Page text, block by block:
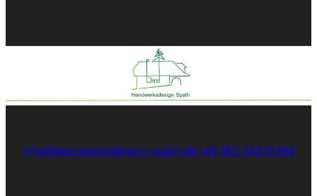
info@handwerksdesign-spath.de+49 152 34241394